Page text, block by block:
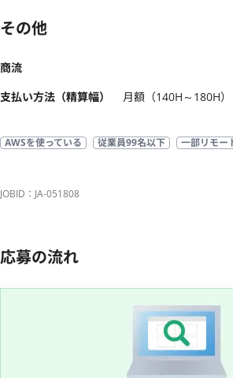
その他
商流
支払い方法（精算幅）
月額（140H～180H）
AWSを使っている 従業員99名以下 一部リモー
JOBID：JA-051808
応募の流れ